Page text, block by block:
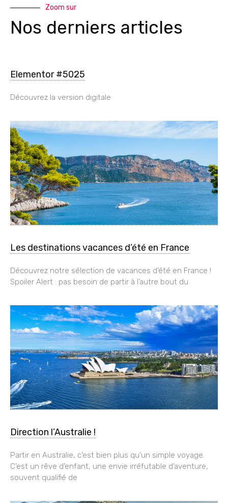
Zoom sur
Nos derniers articles
Elementor #5025
Découvrez la version digitale
Les destinations vacances d’été en France
Découvrez notre sélection de vacances d’été en France !
Spoiler Alert : pas besoin de partir à l’autre bout du
Direction l’Australie !
Partir en Australie, c’est bien plus qu’un simple voyage.
C’est un rêve d’enfant, une envie irréfutable d’aventure,
souvent qualifié de